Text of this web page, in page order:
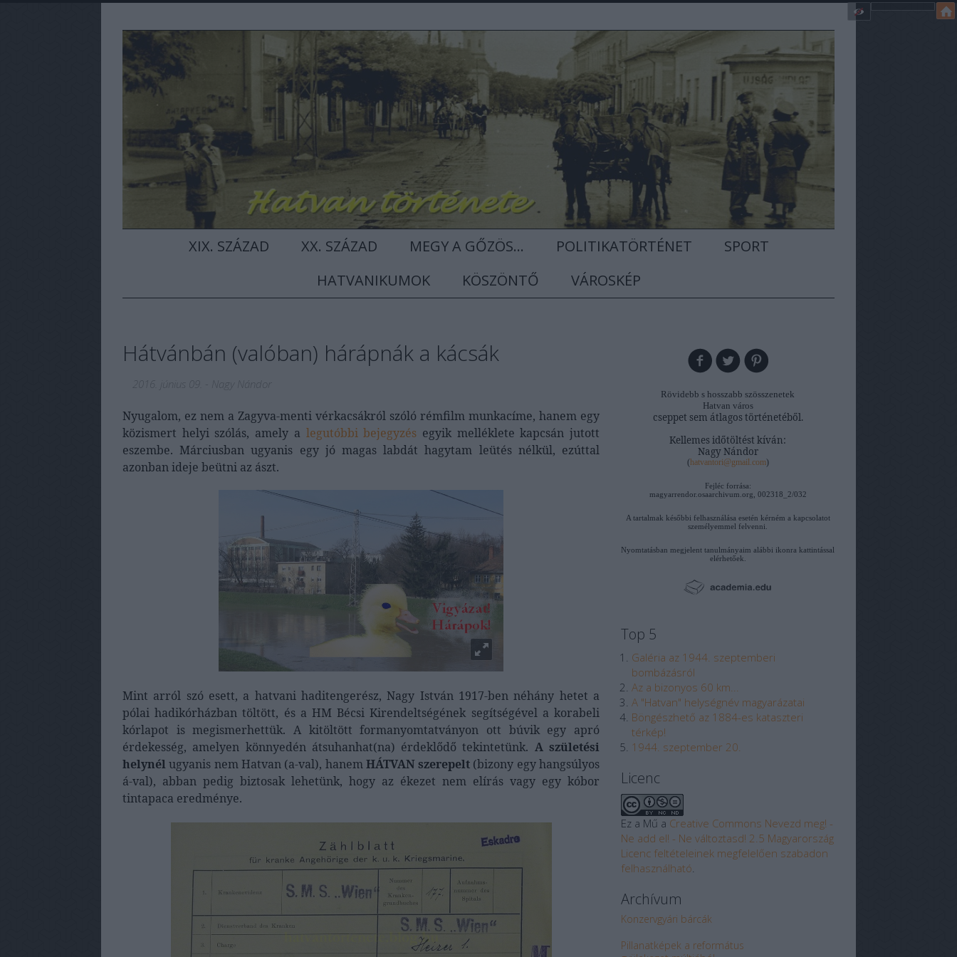
XIX. SZÁZAD XX. SZÁZAD MEGY A GŐZÖS... POLITIKATÖRTÉNET
SPORT
HATVANIKUMOK
KÖSZÖNTŐ VÁROSKÉP
Hátvánbán (valóban) hárápnák a kácsák
Nagy Nándor
Nyugalom, ez nem a Zagyva-menti vérkacsákról szóló rémfilm munkacíme, hanem egy
közismert helyi szólás, amely a legutóbbi bejegyzés egyik melléklete kapcsán jutott
eszembe. Márciusban ugyanis egy jó magas labdát hagytam leütés nélkül, ezúttal
azonban ideje beütni az ászt.
Mint arról szó esett, a hatvani haditengerész, Nagy István 1917-ben néhány hetet a
pólai hadikórházban töltött, és a HM Bécsi Kirendeltségének segítségével a korabeli
kórlapot is megismerhettük. A kitöltött formanyomtatványon ott búvik egy apró
érdekesség, amelyen könnyedén átsuhanhat(na) érdeklődő tekintetünk. A születési
helynél ugyanis nem Hatvan (a-val), hanemHÁTVAN szerepelt (bizony egy hangsúlyos
á-val), abban pedig biztosak lehetünk, hogy az ékezet nem elírás vagy egy kóbor
tintapaca eredménye.
Rövidebb s hosszabb szösszenetek
Hatvan város
cseppet sem átlagos történetéből.
Kellemes időtöltést kíván:
Nagy Nándor
( hatvantori@gmail.com)
Fejléc forrása:
magyarrendor.osaarchivum.org, 002318_2/032
A tartalmak későbbi felhasználása esetén kérném a kapcsolatot
személyemmel felvenni.
Nyomtatásban megjelent tanulmányaim alábbi ikonra kattintással
elérhetőek.
Top 5
Galéria az 1944. szeptemberi
bombázásról
Az a bizonyos 60 km...
A "Hatvan" helységnév magyarázatai
Böngészhető az 1884-es kataszteri
térkép!
1944. szeptember 20.
Licenc
Ez a Mű a Creative Commons Nevezd meg! -
Ne add el! - Ne változtasd! 2.5 Magyarország
Licenc feltételeinek megfelelően szabadon
felhasználható.
Archívum
Konzervgyári bárcák
Pillanatképek a református